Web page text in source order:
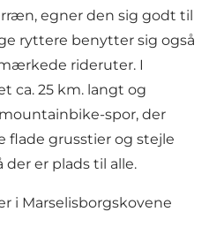
egner den sig godt til
ryttere benytter sig også
rideruter. I
ca. 25 km. langt og
spor, der
flade grusstier og stejle
der er plads til alle.
i Marselisborgskovene